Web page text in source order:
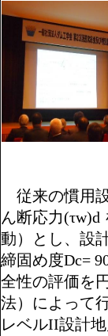
従来の慣用
ん断応力(τw)d
動）とし、設
締固め度Dc=
全性の評価を
法）によって
レベルII設計